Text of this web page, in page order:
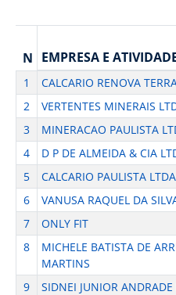
N EMPRESA E
1 CALCARIO RENOVA
2
VERTENTES MINERAIS
3
MINERACAO PAULISTA
4
D P DE ALMEIDA & CIA
5
CALCARIO PAULISTA LTDA
6
VANUSA RAQUEL DA
7
ONLY FIT
8
MICHELE BATISTA DE
MARTINS
9 SIDNEI JUNIOR ANDRADE